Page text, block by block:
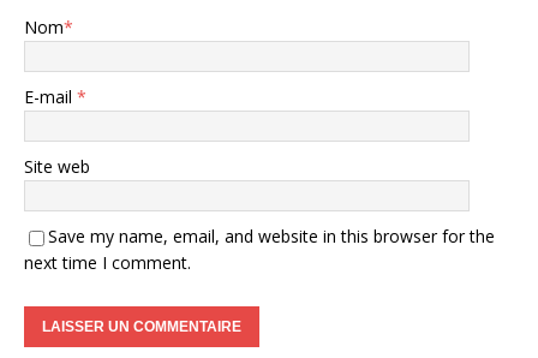
Nom*
E-mail *
Site web
Save my name, email, and website in this browser for the
next time I comment.